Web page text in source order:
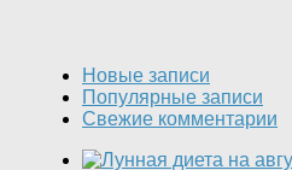
Новые записи
Популярные записи
Свежие комментарии